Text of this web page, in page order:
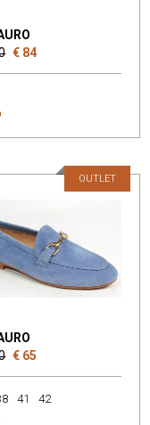
€ 84
€ 65
OUTLET
41 42